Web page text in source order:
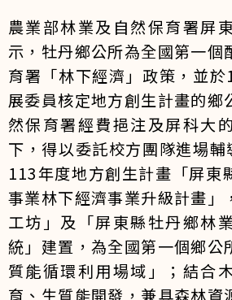
農業部林業及自然保育署屏
示，牡丹鄉公所為全國第一個
育署「林下經濟」政策，並
展委員核定地方創生計畫的鄉
然保育署經費挹注及屏科大
下，得以委託校方團隊進場
113年度地方創生計畫「屏東
事業林下經濟事業升級計畫」
工坊」及「屏東縣牡丹鄉林
統」建置，為全國第一個鄉公
質能循環利用場域」；結合
育、生質能開發，兼具森林資